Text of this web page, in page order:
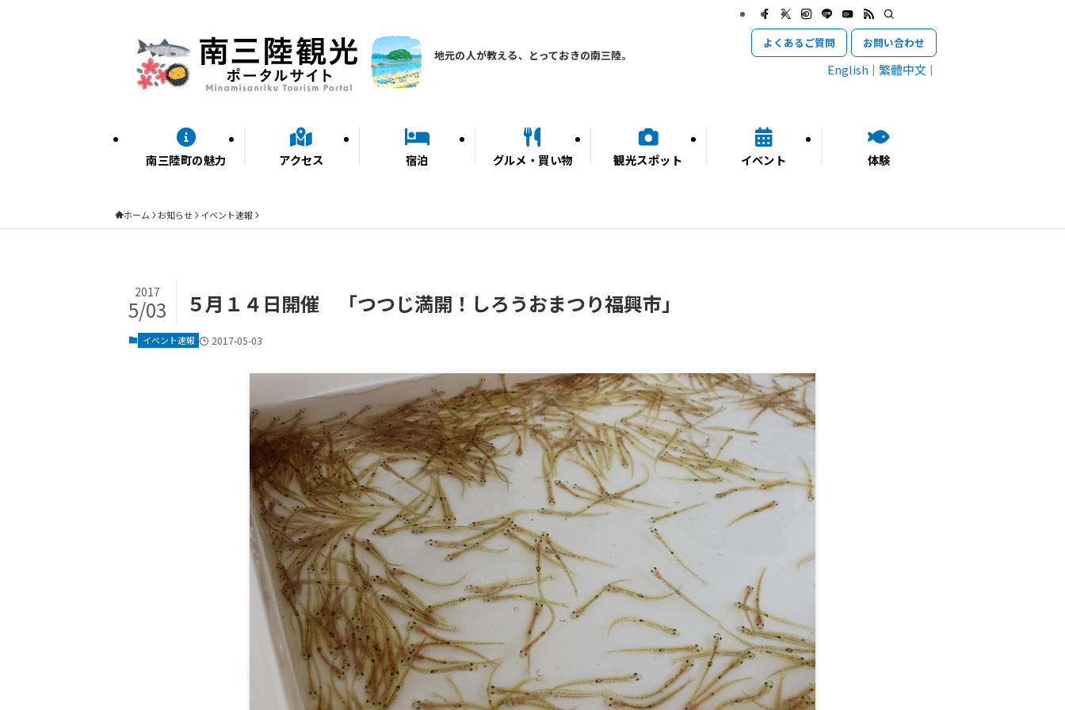
地元の人が教える、とっておきの南三陸。
南三陸町の魅力 アクセス 宿泊 グルメ・買い物 観光スポット イベント 体験
よくあるご質問 お問い合わせ
English 繁體中文
ホーム お知らせ イベント速報
５月１４日開催 「つつじ満開！しろうおまつり福興市」
2017
5/03
イベント速報 2017-05-03